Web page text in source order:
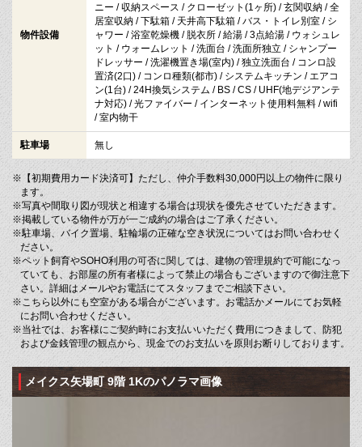
物件設備
ニー / 収納スペース / クローゼット(1ヶ所) / 玄関収納 / 全
居室収納 / 下駄箱 / 天井高下駄箱 / バス・トイレ別室 / シ
ャワー / 浴室乾燥機 / 脱衣所 / 給湯 / 3点給湯 / ウォシュレ
ット / ウォームレット / 洗面台 / 洗面所独立 / シャンプー
ドレッサー / 洗濯機置き場(室内) / 独立洗面台 / コンロ設
置済(2口) / コンロ種類(都市) / システムキッチン / エアコ
ン(1台) / 24H換気システム / BS / CS / UHF(地デジアンテ
ナ対応) / 光ファイバー / インターネット使用料無料 / wifi
/ 室内物干
駐車場 無し
※【初期費用カード決済可】ただし、仲介手数料30,000円以上の物件に限り
ます。
※写真や間取り図が現状と相違する場合は現状を優先させていただきます。
※掲載している物件が万が一ご成約の場合はご了承ください。
※駐車場、バイク置場、駐輪場の正確な空き状況についてはお問い合わせく
ださい。
※ペット飼育やSOHO利用の可否に関しては、建物の管理規約で可能になっ
ていても、お部屋の所有者様によって禁止の場合もございますので御注意下
さい。詳細はメールやお電話にてスタッフまでご相談下さい。
※こちら以外にも空室がある場合がございます。お電話かメールにてお気軽
にお問い合わせください。
※当社では、お客様にご契約時にお支払いいただく費用につきまして、防犯
および金銭管理の観点から、現金でのお支払いを原則お断りしております。
メイクス矢場町 9階 1Kのパノラマ画像